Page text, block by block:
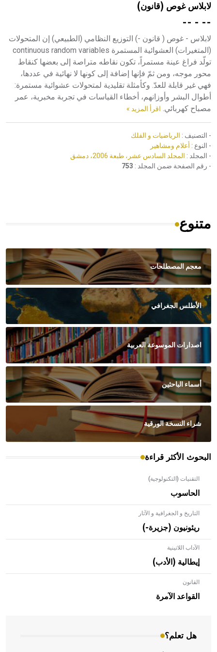
هيئة الموسوعة العربية تطلق موسوعات جديدة في عام 2026
لابلاس غوص (قانون)
-- - --
لابلاس - غوص ( قانون -) التوزيع النظامي (الطبيعي) إن المتحولات
(المتغيرات) العشوائية المستمرة continuous random variables
تولّد فراغ عينة مستمراً، تكون نقاطه متراصة إلى بعضها كنقاط
محور موجه، ومن ثمّ فإنها إضافة إلى كونها لا نهائية في عددها،
فهي غير قابلة للعدّ. وكأمثلة تقليدية لمتحولات عشوائية مستمرة:
أطوال البشر وأوزانهم، أخطاء القياسات في تجربة مخبرية، عمر
مصباح كهربائي. اقرأ المزيد »
- التصنيف : الرياضيات و الفلك
- النوع : أعلام ومشاهير
- المجلد : المجلد السادس عشر، طبعة 2006، دمشق
- رقم الصفحة ضمن المجلد : 753
متنوع
معجم المصطلحات
الأطلس الجغرافي
اصدارات الموسوعة العربية
أسماء الباحثين
شراء النسخة الورقية
البحوث الأكثر قراءة
التقنيات (التكنولوجية)
الحاسوب
التاريخ و الجغرافية و الآثار
ريئونيون (جزيرة-)
الآداب اللاتينية
إيطالية (الأدب)
القانون
القواعد الآمرة
هل تعلم؟
- هل تعلم أن الأبلق نوع من الفنون الهندسية التي ارتبطت
بالعمارة الإسلامية في بلاد الشام ومصر خاصة، حيث يحرص
المعمار على بناء مداميكه وخاصة في الواجهات